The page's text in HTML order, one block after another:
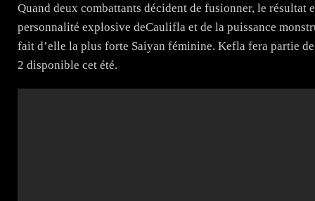
Quand deux combattants décident de fusionner, le
personnalité explosive deCaulifla et de la puissance
fait d’elle la plus forte Saiyan féminine. Kefla fera partie
2 disponible cet été.